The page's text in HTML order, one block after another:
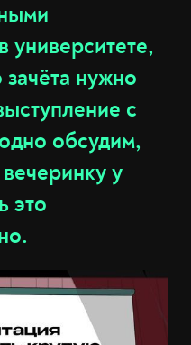
нужно
с
обсудим,
у
это